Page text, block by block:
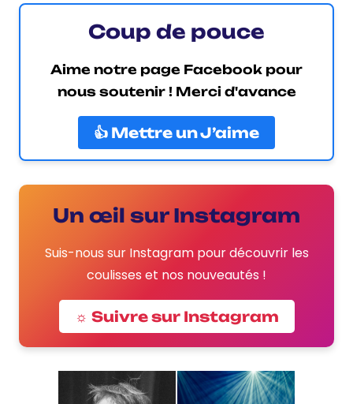
Coup de pouce
Aime notre page Facebook pour
nous soutenir ! Merci d'avance
👍 Mettre un J’aime
Un œil sur Instagram
Suis-nous sur Instagram pour découvrir les
coulisses et nos nouveautés !
☼ Suivre sur Instagram